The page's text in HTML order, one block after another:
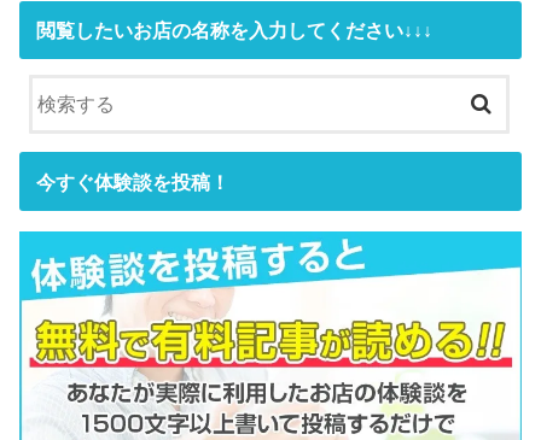
閲覧したいお店の名称を入力してください↓↓↓
今すぐ体験談を投稿！